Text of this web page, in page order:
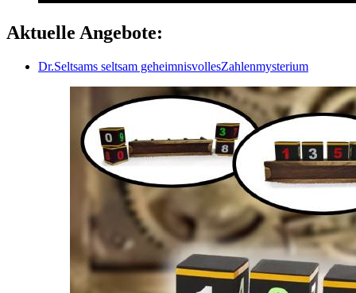
Aktuelle Angebote:
Dr.Seltsams seltsam geheimnisvollesZahlenmysterium